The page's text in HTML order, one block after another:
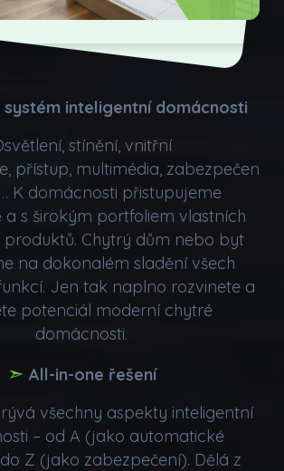
systém inteligentní domácnosti
stínění, vnitřní
přístup, multimédia, zabezpečen
K domácnosti přistupujeme
a s širokým portfoliem vlastních
Chytrý dům nebo byt
na dokonalém sladění všech
Jen tak naplno rozvinete a
potenciál moderní chytré
domácnosti.
➣ All-in-one řešení
všechny aspekty inteligentní
– od A (jako automatické
Z (jako zabezpečení). Dělá z